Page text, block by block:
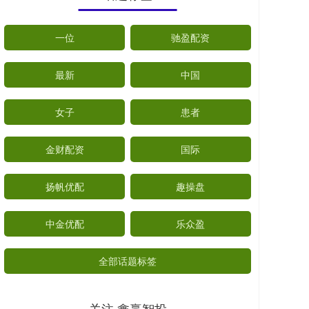
一位 驰盈配资
最新 中国
女子 患者
金财配资 国际
扬帆优配 趣操盘
中金优配 乐众盈
全部话题标签